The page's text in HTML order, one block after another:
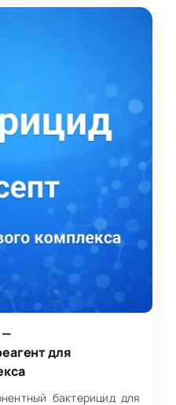
—
для
бактерицид для